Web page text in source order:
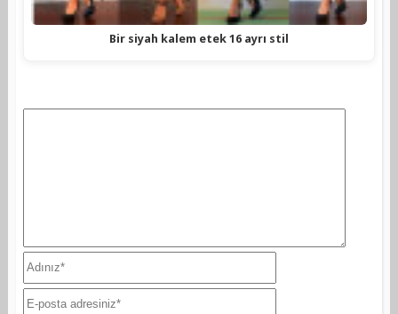
Bir siyah kalem etek 16 ayrı stil